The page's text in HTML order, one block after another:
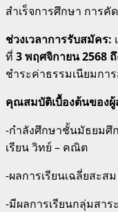
สำเร็จการศึกษา การ
ช่วงเวลาการรับสมัคร:
ที่ 3 พฤศจิกายน 2568
ชำระค่าธรรมเนียมกา
คุณสมบัติเบื้องต้นของ
-กำลังศึกษาชั้นมัธยมศึ
เรียน วิทย์ – คณิต
-ผลการเรียนเฉลี่ยสะส
-มีผลการเรียนกลุ่มสา